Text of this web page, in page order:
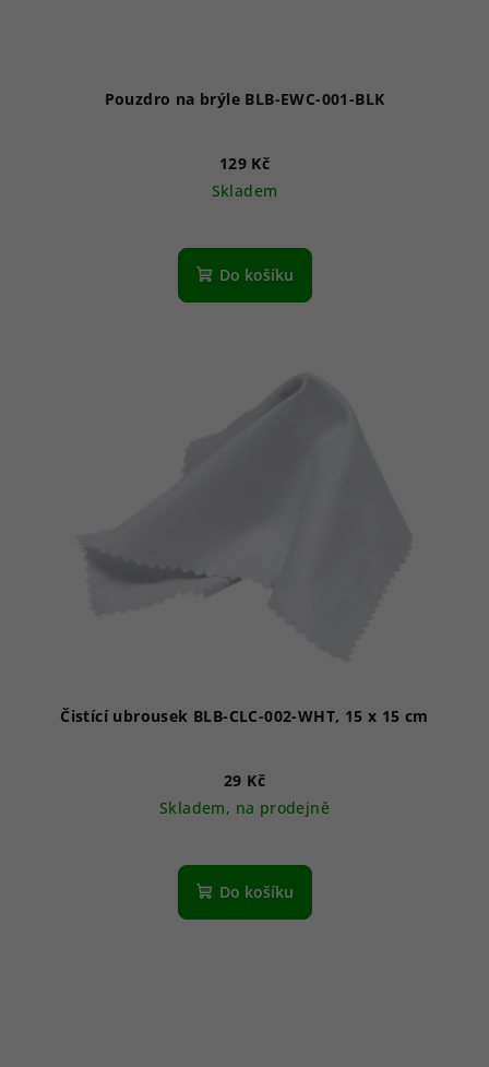
Pouzdro na brýle BLB-EWC-001-BLK
129 Kč
Skladem
Do košíku
Čistící ubrousek BLB-CLC-002-WHT, 15 x 15 cm
29 Kč
Skladem, na prodejně
Do košíku